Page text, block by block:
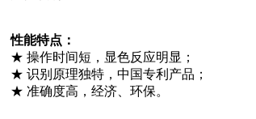
性能特点：
★ 操作时间短，显色反应明显；
★ 识别原理独特，中国专利产品；
★ 准确度高，经济、环保。